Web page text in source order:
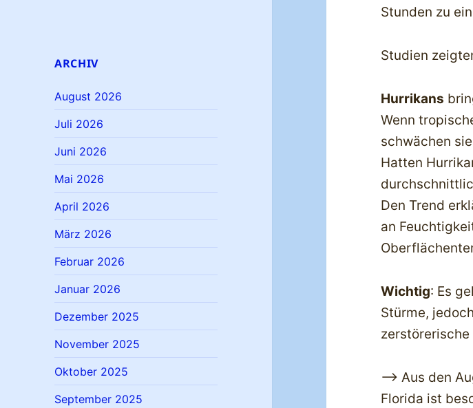
ARCHIV
August 2026
Juli 2026
Juni 2026
Mai 2026
April 2026
März 2026
Februar 2026
Januar 2026
Dezember 2025
November 2025
Oktober 2025
September 2025
Stunden zu
Studien
Hurrikans
Wenn
schwächen
Hatten
Den Trend
an
Wichtig: Es
Stürme,
zerstörerische
—> Aus den
Florida ist